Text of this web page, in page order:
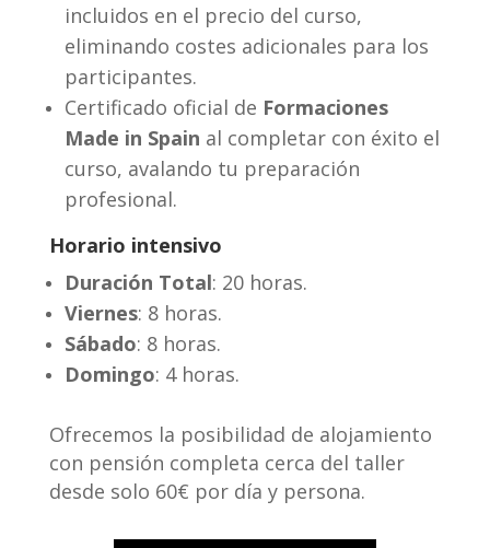
incluidos en el precio del curso,
eliminando costes adicionales para los
participantes.
Certificado oficial de Formaciones
Made in Spain al completar con éxito el
curso, avalando tu preparación
profesional.
Horario intensivo
Duración Total: 20 horas.
Viernes: 8 horas.
Sábado: 8 horas.
Domingo: 4 horas.
Ofrecemos la posibilidad de alojamiento
con pensión completa cerca del taller
desde solo 60€ por día y persona.